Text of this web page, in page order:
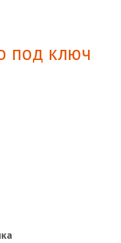
под ключ